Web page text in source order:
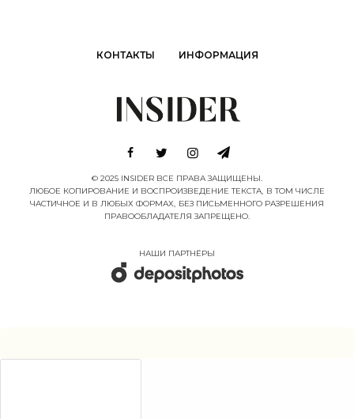
КОНТАКТЫ ИНФОРМАЦИЯ
© 2025 INSIDER ВСЕ ПРАВА ЗАЩИЩЕНЫ.
ЛЮБОЕ КОПИРОВАНИЕ И ВОСПРОИЗВЕДЕНИЕ ТЕКСТА, В ТОМ ЧИСЛЕ
ЧАСТИЧНОЕ И В ЛЮБЫХ ФОРМАХ, БЕЗ ПИСЬМЕННОГО РАЗРЕШЕНИЯ
ПРАВООБЛАДАТЕЛЯ ЗАПРЕЩЕНО.
НАШИ ПАРТНËРЫ